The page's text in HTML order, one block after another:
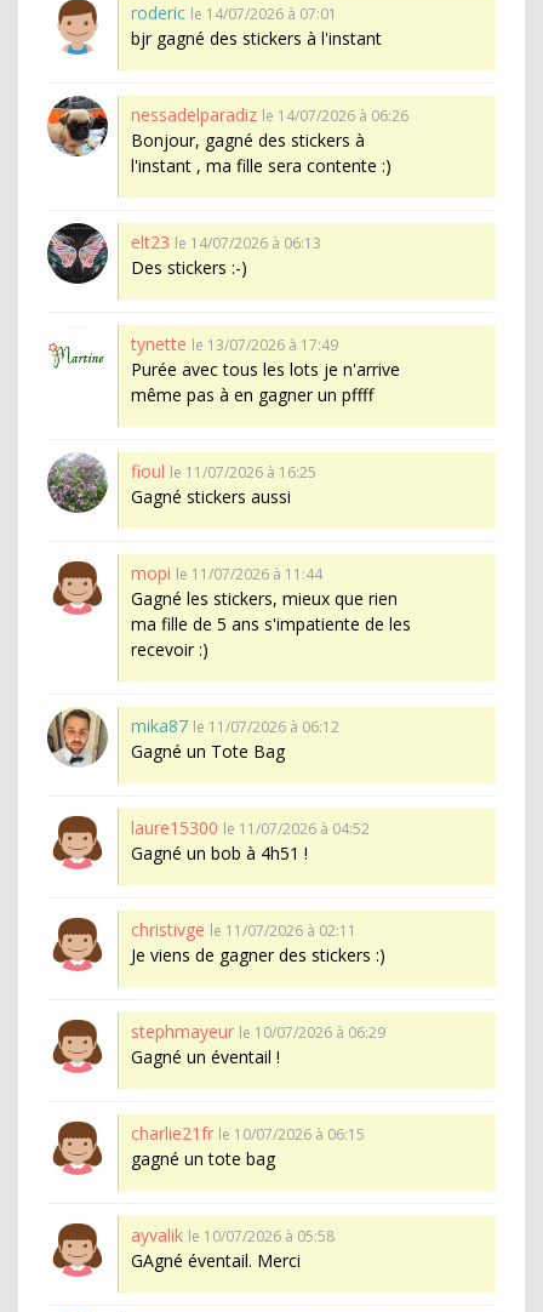
roderic le 14/07/2026 à 07:01
bjr gagné des stickers à l'instant
nessadelparadiz le 14/07/2026 à 06:26
Bonjour, gagné des stickers à
l'instant , ma fille sera contente :)
elt23 le 14/07/2026 à 06:13
Des stickers :-)
tynette le 13/07/2026 à 17:49
Purée avec tous les lots je n'arrive
même pas à en gagner un pffff
fioul le 11/07/2026 à 16:25
Gagné stickers aussi
mopi le 11/07/2026 à 11:44
Gagné les stickers, mieux que rien
ma fille de 5 ans s'impatiente de les
recevoir :)
mika87 le 11/07/2026 à 06:12
Gagné un Tote Bag
laure15300 le 11/07/2026 à 04:52
Gagné un bob à 4h51 !
christivge le 11/07/2026 à 02:11
Je viens de gagner des stickers :)
stephmayeur le 10/07/2026 à 06:29
Gagné un éventail !
charlie21fr le 10/07/2026 à 06:15
gagné un tote bag
ayvalik le 10/07/2026 à 05:58
GAgné éventail. Merci